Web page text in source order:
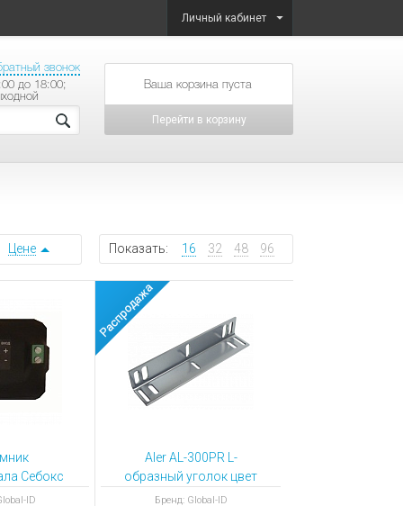
Личный кабинет
звонок
до 18:00;
товаров на сумму
Перейти в корзину
Показать: 16 32 48 96
Цене
Себокс
безID
Aler AL-300PR L-
образный уголок цвет
серый
Бренд: Global-ID